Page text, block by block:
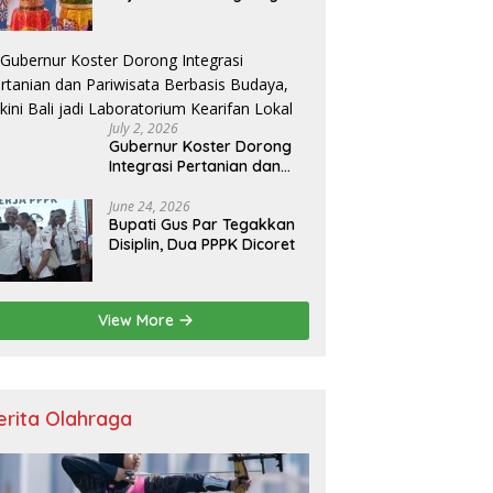
Inovasi Digital
July 2, 2026
Gubernur Koster Dorong
Integrasi Pertanian dan
Budaya, Yakini Bali jadi
Laboratorium Kearifan
Lokal
June 24, 2026
Bupati Gus Par Tegakkan
Disiplin, Dua PPPK Dicoret
View More
Olahraga